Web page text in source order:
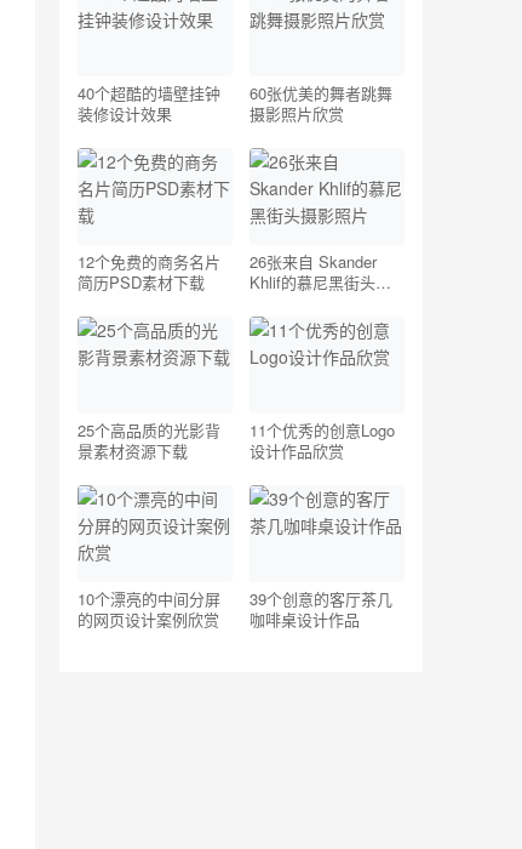
40个超酷的墙壁挂钟
装修设计效果
60张优美的舞者跳舞
摄影照片欣赏
12个免费的商务名片
简历PSD素材下载
26张来自 Skander
Khlif的慕尼黑街头摄
25个高品质的光影背
景素材资源下载
11个优秀的创意Logo
设计作品欣赏
10个漂亮的中间分屏
的网页设计案例欣赏
39个创意的客厅茶几
咖啡桌设计作品